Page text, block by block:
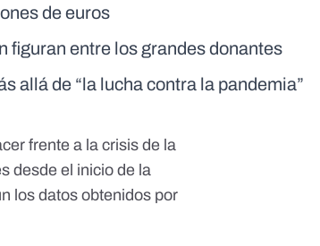
de euros
figuran entre los grandes donantes
allá de “la lucha contra la pandemia”
frente a la crisis de la
desde el inicio de la
los datos obtenidos por